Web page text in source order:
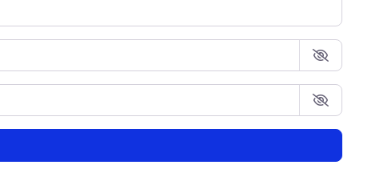
Guia Empresarial RD IA
¡Hola! ¿En qué puedo ayudarte?